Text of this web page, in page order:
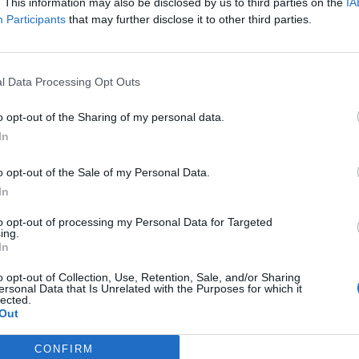
Participants that may further disclose it to other third parties.
Data Processing Opt Outs
opt-out of the Sharing of my personal data.
opt-out of the Sale of my Personal Data.
opt-out of processing my Personal Data for Targeted
opt-out of Collection, Use, Retention, Sale, and/or Sharing
Data that Is Unrelated with the Purposes for which it
CONFIRM
(il faudra sur l'itinéraire
en faisant gauche /
droite sur la place de la Mairie
avant la Mairie.